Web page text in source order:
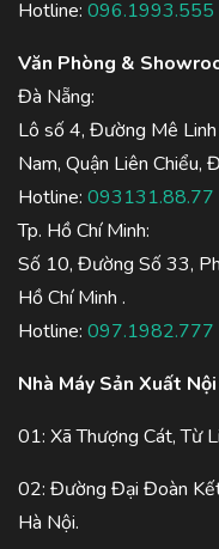
Hotline: 096.1993.555
Văn Phòng &
Đà Nẵng:
Lô số 4, Đường Mê
Nam, Quận Liên Chiểu,
Hotline: 093131.88.77
Tp. Hồ Chí Minh:
Số 10, Đường Số 33,
Hồ Chí Minh .
Hotline: 097.1982.777
Nhà Máy Sản Xuất
01: Xã Thượng Cát, Từ
02: Đường Đại Đoàn
Hà Nội.